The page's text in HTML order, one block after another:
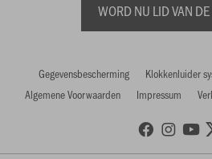
WORD NU LID VAN
Gegevensbescherming Klokkenluider
Algemene Voorwaarden
Impressum